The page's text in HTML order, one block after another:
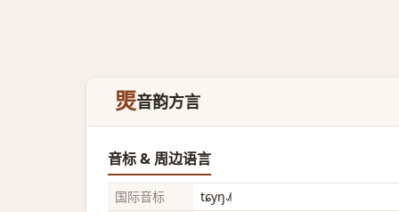
煚音韵方言
音标 & 周边语言
国际音标
tɕyŋ˨˩˦